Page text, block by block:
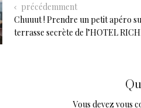
précédemment
Chuuut ! Prendre un petit apéro
terrasse secrète de l’HOTEL
Vous devezvous